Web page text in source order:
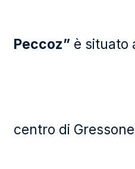
Peccoz” è situato
centro di